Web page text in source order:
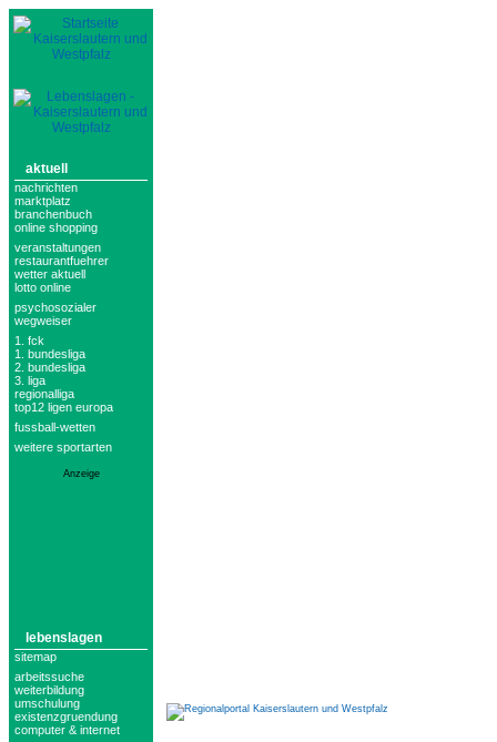
aktuell
nachrichten
marktplatz
branchenbuch
online shopping
veranstaltungen
restaurantfuehrer
wetter aktuell
lotto online
psychosozialer
wegweiser
1. fck
1. bundesliga
2. bundesliga
3. liga
regionalliga
top12 ligen europa
fussball-wetten
weitere sportarten
Anzeige
lebenslagen
sitemap
arbeitssuche
weiterbildung
umschulung
existenzgruendung
computer & internet